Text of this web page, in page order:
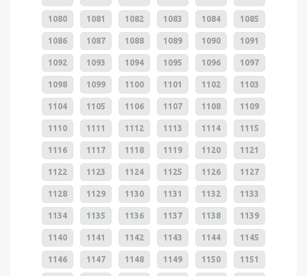
1080 1081 1082 1083 1084 1085
1086 1087 1088 1089 1090 1091
1092 1093 1094 1095 1096 1097
1098 1099 1100 1101 1102 1103
1104 1105 1106 1107 1108 1109
1110 1111 1112 1113 1114 1115
1116 1117 1118 1119 1120 1121
1122 1123 1124 1125 1126 1127
1128 1129 1130 1131 1132 1133
1134 1135 1136 1137 1138 1139
1140 1141 1142 1143 1144 1145
1146 1147 1148 1149 1150 1151